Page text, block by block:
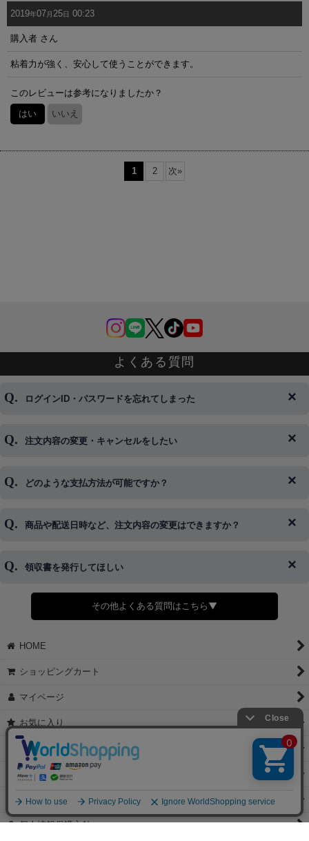
2019年07月 25日 00:23
購入者 さん
粘着力が強く、安心して使うことができます。
このレビューは参考になりましたか？
はい いいえ
1 2 次»
よくある質問
ログインID・パスワードを忘れてしまった
◆下記ページより、ログインIDの変更が可能です。
注文内容の変更・キャンセルをしたい
◆即日発送を行なっている関係上、午後以降のご連絡やキャンセル
※発送後、発送準備が完了しお手続きが間に合わない場合は変更、
どのような支払方法が可能ですか？
◆代金引換・クレジットカード・携帯キャリア決済・おねだり決
商品や配送日時など、注文内容の変更はできますか？
◆商品発送前の変更は承っております。
さい。
領収書を発行してほしい
◆領収書はご希望頂いた場合のみ発行しております。
【これからご注文する場合】
願いします。
②宛名（空欄は上様は不可）
【すでにご注文が完了している場合】
①お電話・メール・LINEにて領収書希望の連絡をお願い致します
②後日、郵送にて領収書を送らせて頂きます。
①マイページから購入履歴→購入内容→領収書発行を選択。
②後日、郵送にて領収書を送らせて頂きます。
その他よくある質問はこちら▼
HOME
ショッピングカート
マイページ
お気に入り
特定商取引法表示
ご利用案内
お問い合せ
個人情報保護方針